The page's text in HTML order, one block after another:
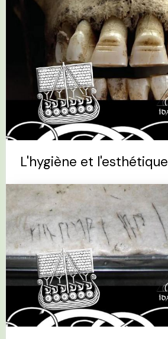
L'hygiène et l'esthétique